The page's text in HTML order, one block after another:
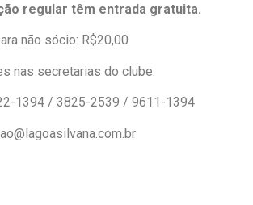
regular têm entrada gratuita.
não sócio: R$20,00
nas secretarias do clube.
1394 / 3825-2539 / 9611-1394